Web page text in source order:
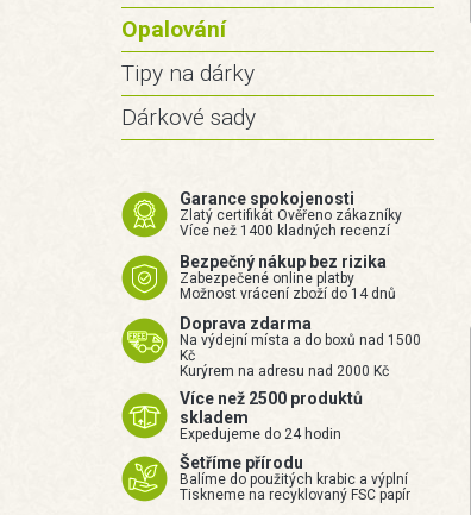
Opalování
Tipy na dárky
Dárkové sady
Garance spokojenosti
Zlatý certifikát Ověřeno zákazníky
Více než 1400 kladných recenzí
Bezpečný nákup bez rizika
Zabezpečené online platby
Možnost vrácení zboží do 14 dnů
Doprava zdarma
Na výdejní místa a do boxů nad 1500
Kč
Kurýrem na adresu nad 2000 Kč
Více než 2500 produktů
skladem
Expedujeme do 24 hodin
Šetříme přírodu
Balíme do použitých krabic a výplní
Tiskneme na recyklovaný FSC papír